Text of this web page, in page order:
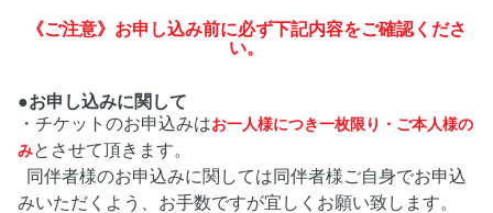
《ご注意》お申し込み前に必ず下記内容をご確認くださ
い。
●お申し込みに関して
・チケットのお申込みはお一人様につき一枚限り・ご本人様の
みとさせて頂きます。
同伴者様のお申込みに関しては同伴者様ご自身でお申込
みいただくよう、お手数ですが宜しくお願い致します。